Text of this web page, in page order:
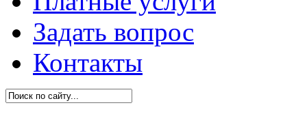
Задать вопрос
Контакты